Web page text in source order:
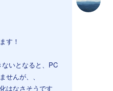
す！
いとなると、PC
せんが、、
はなさそうです